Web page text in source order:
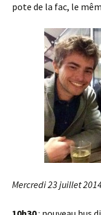
pote de la fac, le
Mercredi 23 juillet